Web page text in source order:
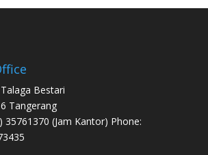
Bestari
Tangerang
35761370 (Jam Kantor) Phone: